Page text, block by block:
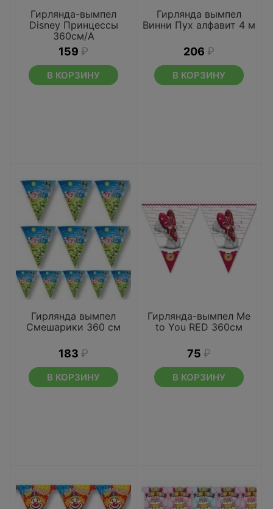
Гирлянда-вымпел
Disney Принцессы
360см/А
159 ₽
В КОРЗИНУ
Гирлянда вымпел
Винни Пух алфавит 4 м
206 ₽
В КОРЗИНУ
Гирлянда вымпел
Смешарики 360 см
183 ₽
В КОРЗИНУ
Гирлянда-вымпел Me
to You RED 360см
75 ₽
В КОРЗИНУ